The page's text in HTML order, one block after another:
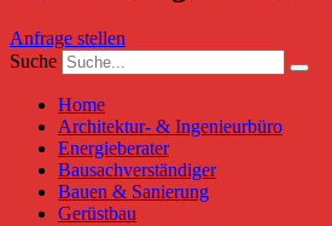
Anfrage stellen
Suche
Home
Architektur- & Ingenieurbüro
Energieberater
Bausachverständiger
Bauen & Sanierung
Gerüstbau